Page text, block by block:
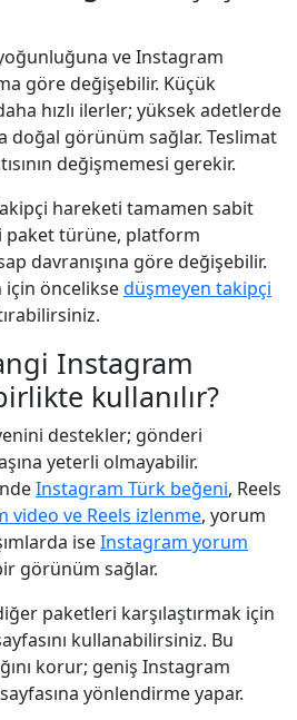
ve Instagram
göre değişebilir. Küçük
hızlı ilerler; yüksek adetlerde
doğal görünüm sağlar. Teslimat
değişmemesi gerekir.
hareketi tamamen sabit
paket türüne, platform
davranışına göre değişebilir.
için önceliksedüşmeyen takipçi
Instagram
kullanılır?
destekler; gönderi
yeterli olmayabilir.
Instagram Türk beğeni, Reels
video ve Reels izlenme, yorum
iseInstagram yorum
görünüm sağlar.
paketleri karşılaştırmak için
kullanabilirsiniz. Bu
korur; geniş Instagram
yönlendirme yapar.